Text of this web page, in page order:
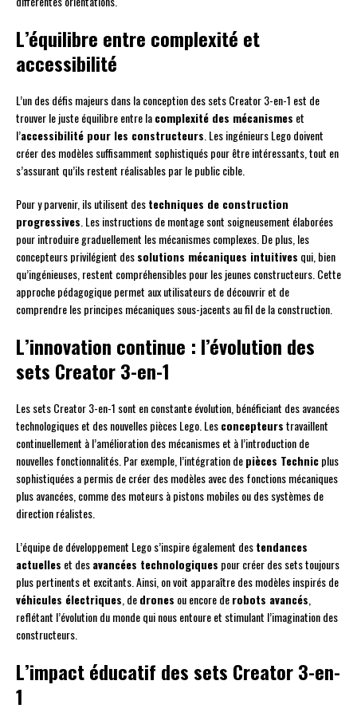
L’équilibre entre complexité et
accessibilité
L’un des défis majeurs dans la conception des sets Creator 3-en-1 est de
trouver le juste équilibre entre lacomplexité des mécanismes et
l’accessibilité pour les constructeurs. Les ingénieurs Lego doivent
créer des modèles suffisamment sophistiqués pour être intéressants, tout en
s’assurant qu’ils restent réalisables par le public cible.
Pour y parvenir, ils utilisent destechniques de construction
progressives. Les instructions de montage sont soigneusement élaborées
pour introduire graduellement les mécanismes complexes. De plus, les
concepteurs privilégient dessolutions mécaniques intuitives qui, bien
qu’ingénieuses, restent compréhensibles pour les jeunes constructeurs. Cette
approche pédagogique permet aux utilisateurs de découvrir et de
comprendre les principes mécaniques sous-jacents au fil de la construction.
L’innovation continue : l’évolution des
sets Creator 3-en-1
Les sets Creator 3-en-1 sont en constante évolution, bénéficiant des avancées
technologiques et des nouvelles pièces Lego. Lesconcepteurstravaillent
continuellement à l’amélioration des mécanismes et à l’introduction de
nouvelles fonctionnalités. Par exemple, l’intégration depièces Technicplus
sophistiquées a permis de créer des modèles avec des fonctions mécaniques
plus avancées, comme des moteurs à pistons mobiles ou des systèmes de
direction réalistes.
L’équipe de développement Lego s’inspire également destendances
actuelles et desavancées technologiques pour créer des sets toujours
plus pertinents et excitants. Ainsi, on voit apparaître des modèles inspirés de
véhicules électriques, dedrones ou encore derobots avancés,
reflétant l’évolution du monde qui nous entoure et stimulant l’imagination des
constructeurs.
L’impact éducatif des sets Creator 3-en-
1